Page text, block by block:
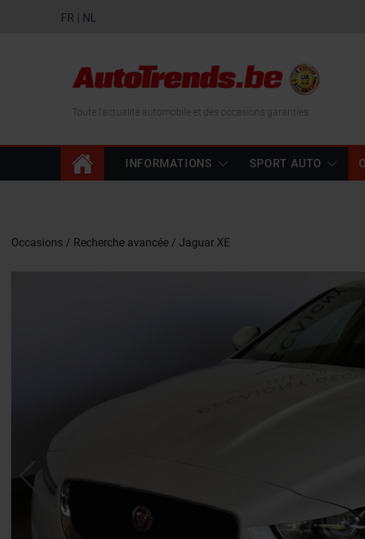
FR | NL
Toute l'actualité automobile et des occasions garanties
INFORMATIONS SPORT AUTO
Occasions Recherche avancée Jaguar XE